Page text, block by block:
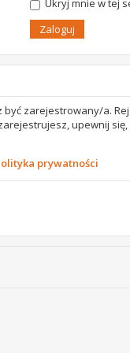
Ukryj mnie w tej
być zarejestrowany/a.
upewnij
prywatności